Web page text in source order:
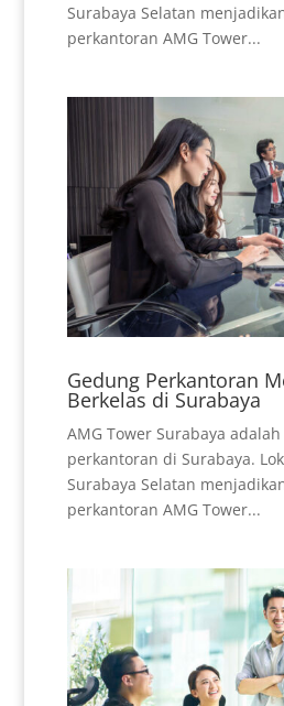
Surabaya Selatan
perkantoran AMG Tower...
Gedung Perkantoran
Berkelas di Surabaya
AMG Tower Surabaya
perkantoran di Surabaya.
Surabaya Selatan
perkantoran AMG Tower...